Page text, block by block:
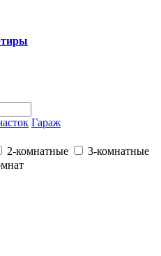
Гараж
2-комнатные
3-комнатные